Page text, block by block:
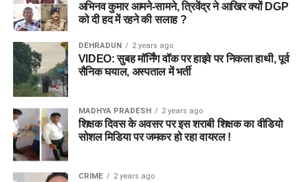
अभिनव कुमार आमने-सामने, त्रिवेंद्र ने आखिर क्यों DGP
को दी हद में रहने की सलाह ?
DEHRADUN 2 years ago
VIDEO: सुबह मॉर्निंग वॉक पर हाइवे पर निकला हाथी, पूर्व
सैनिक घयाल, अस्पताल में भर्ती
MADHYA PRADESH 2 years ago
शिक्षक दिवस के अवसर पर इस शराबी शिक्षक का वीडियो
सोशल मिडिया पर जमकर हो रहा वायरल !
CRIME 2 years ago